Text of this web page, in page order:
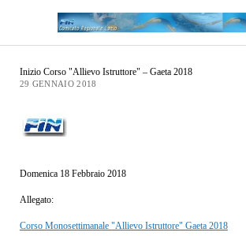
Inizio Corso "Allievo Istruttore" – Gaeta 2018
29 GENNAIO 2018
Domenica 18 Febbraio 2018
Allegato:
Corso Monosettimanale "Allievo Istruttore" Gaeta 2018